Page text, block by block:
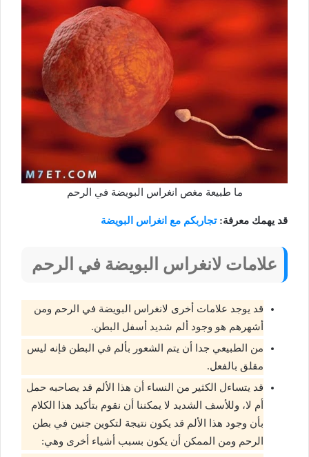
ما طبيعة مغص انغراس البويضة في الرحم
قد يهمك معرفة:تجاربكم مع انغراس البويضة
علامات لانغراس البويضة في الرحم
قد يوجد علامات أخرى لانغراس البويضة في الرحم ومن
أشهرهم هو وجود ألم شديد أسفل البطن.
من الطبيعي جدا أن يتم الشعور بألم في البطن فإنه ليس
مقلق بالفعل.
قد يتساءل الكثير من النساء أن هذا الألم قد يصاحبه حمل
أم لا، وللأسف الشديد لا يمكننا أن نقوم بتأكيد هذا الكلام
بأن وجود هذا الألم قد يكون نتيجة لتكوين جنين في بطن
الرحم ومن الممكن أن يكون بسبب أشياء أخرى وهي: